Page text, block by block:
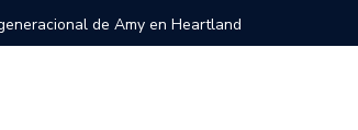
de Amy en Heartland
personal y Trayectoria